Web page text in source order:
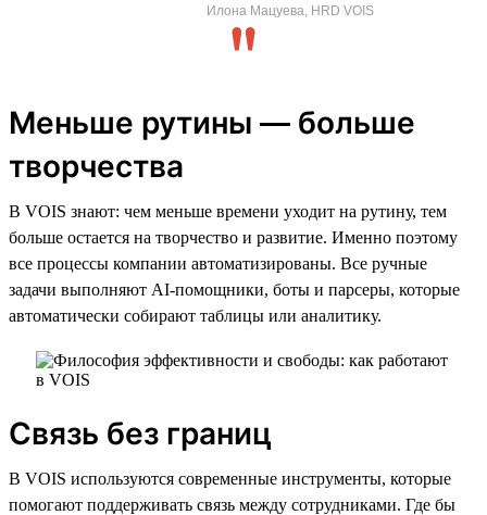
Илона Мацуева, HRD VOIS
Меньше рутины — больше
творчества
В VOIS знают: чем меньше времени уходит на рутину, тем
больше остается на творчество и развитие. Именно поэтому
все процессы компании автоматизированы. Все ручные
задачи выполняют AI-помощники, боты и парсеры, которые
автоматически собирают таблицы или аналитику.
Связь без границ
В VOIS используются современные инструменты, которые
помогают поддерживать связь между сотрудниками. Где бы